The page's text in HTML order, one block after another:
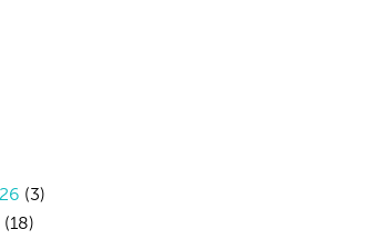
(3)
(18)